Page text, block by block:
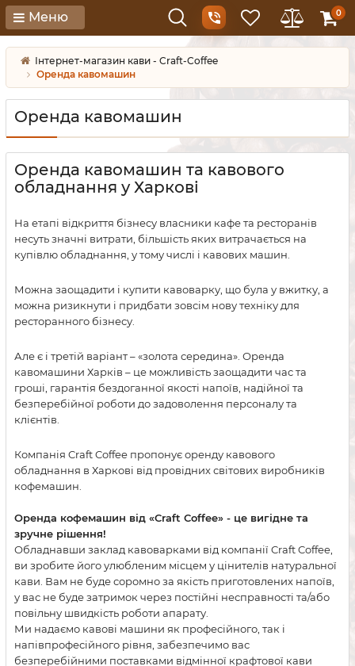
Меню 0
Інтернет-магазин кави - Craft-Coffee
Оренда кавомашин
Оренда кавомашин
Оренда кавомашин та кавового
обладнання у Харкові
На етапі відкриття бізнесу власники кафе та ресторанів
несуть значні витрати, більшість яких витрачається на
купівлю обладнання, у тому числі і кавових машин.
Можна заощадити і купити кавоварку, що була у вжитку, а
можна ризикнути і придбати зовсім нову техніку для
ресторанного бізнесу.
Але є і третій варіант – «золота середина». Оренда
кавомашини Харків – це можливість заощадити час та
гроші, гарантія бездоганної якості напоїв, надійної та
безперебійної роботи до задоволення персоналу та
клієнтів.
Компанія Craft Coffee пропонує оренду кавового
обладнання в Харкові від провідних світових виробників
кофемашин.
Оренда кофемашин від «Craft Coffee» - це вигідне та
зручне рішення!
Обладнавши заклад кавоварками від компанії Craft Coffee,
ви зробите його улюбленим місцем у цінителів натуральної
кави. Вам не буде соромно за якість приготовлених напоїв,
у вас не буде затримок через постійні несправності та/або
повільну швидкість роботи апарату.
Ми надаємо кавові машини як професійного, так і
напівпрофесійного рівня, забезпечимо вас
безперебійними поставками відмінної крафтової кави